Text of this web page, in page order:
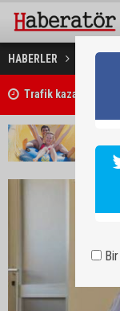
HABERLER GÜNDEM
Trafik kazasında